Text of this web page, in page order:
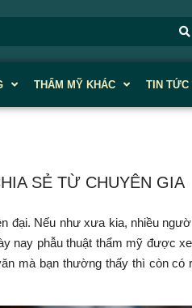
THẨM MỸ KHÁC TIN TỨC
SẺ TỪ CHUYÊN GIA
đại. Nếu như xưa kia, nhiều
nay phẫu thuật thẩm mỹ được
mà bạn thường thấy thì còn có